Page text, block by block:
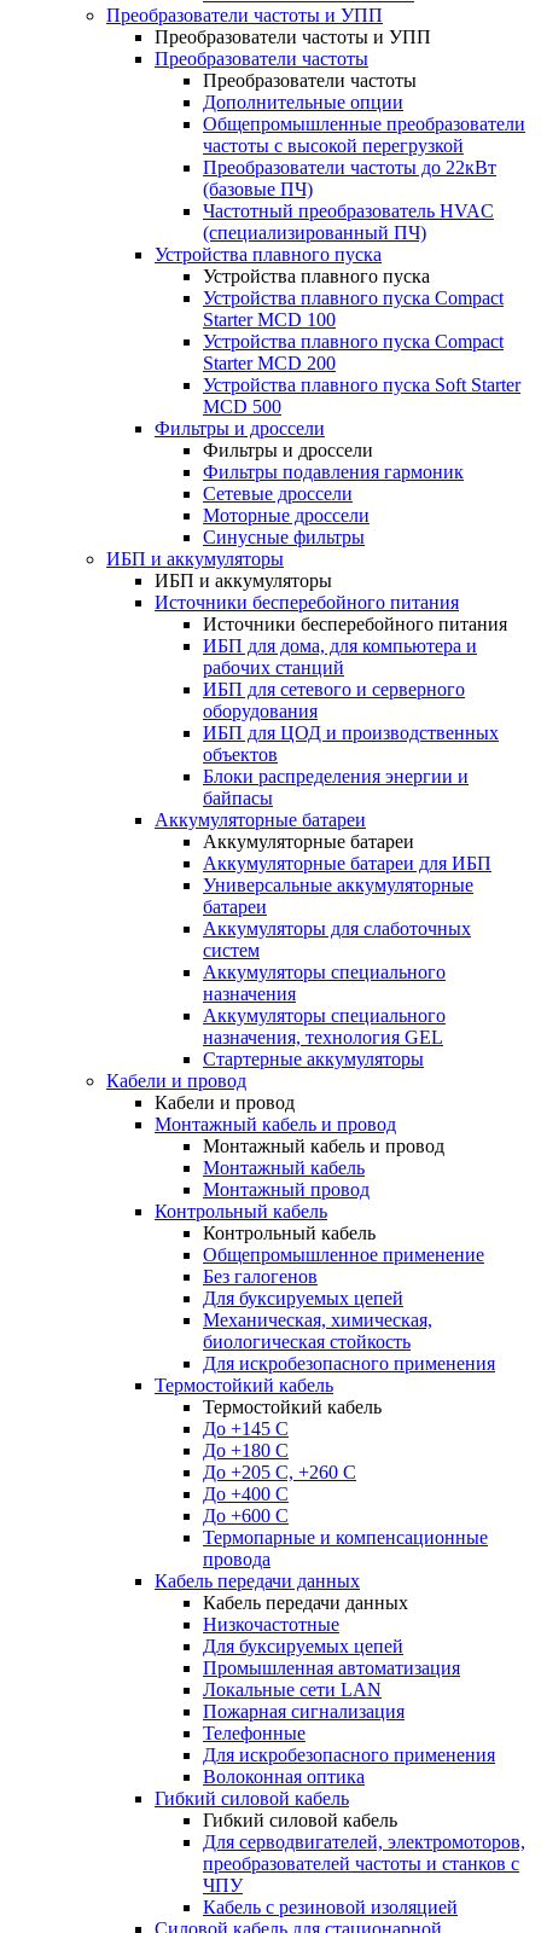
Преобразователи частоты и УПП
Преобразователи частоты и УПП
Преобразователи частоты
Преобразователи частоты
Дополнительные опции
Общепромышленные преобразователи
частоты с высокой перегрузкой
Преобразователи частоты до 22кВт
(базовые ПЧ)
Частотный преобразователь HVAC
(специализированный ПЧ)
Устройства плавного пуска
Устройства плавного пуска
Устройства плавного пуска Compact
Starter MCD 100
Устройства плавного пуска Compact
Starter MCD 200
Устройства плавного пуска Soft Starter
MCD 500
Фильтры и дроссели
Фильтры и дроссели
Фильтры подавления гармоник
Сетевые дроссели
Моторные дроссели
Синусные фильтры
ИБП и аккумуляторы
ИБП и аккумуляторы
Источники бесперебойного питания
Источники бесперебойного питания
ИБП для дома, для компьютера и
рабочих станций
ИБП для сетевого и серверного
оборудования
ИБП для ЦОД и производственных
объектов
Блоки распределения энергии и
байпасы
Аккумуляторные батареи
Аккумуляторные батареи
Аккумуляторные батареи для ИБП
Универсальные аккумуляторные
батареи
Аккумуляторы для слаботочных
систем
Аккумуляторы специального
назначения
Аккумуляторы специального
назначения, технология GEL
Стартерные аккумуляторы
Кабели и провод
Кабели и провод
Монтажный кабель и провод
Монтажный кабель и провод
Монтажный кабель
Монтажный провод
Контрольный кабель
Контрольный кабель
Общепромышленное применение
Без галогенов
Для буксируемых цепей
Механическая, химическая,
биологическая стойкость
Для искробезопасного применения
Термостойкий кабель
Термостойкий кабель
До +145 С
До +180 C
До +205 С, +260 С
До +400 C
До +600 С
Термопарные и компенсационные
провода
Кабель передачи данных
Кабель передачи данных
Низкочастотные
Для буксируемых цепей
Промышленная автоматизация
Локальные сети LAN
Пожарная сигнализация
Телефонные
Для искробезопасного применения
Волоконная оптика
Гибкий силовой кабель
Гибкий силовой кабель
Для серводвигателей, электромоторов,
преобразователей частоты и станков с
ЧПУ
Кабель с резиновой изоляцией
Силовой кабель для стационарной